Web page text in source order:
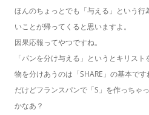
ほんのちょっとでも「与える」という
いことが帰ってくると思いますよ。
因果応報ってやつですね。
「パンを分け与える」というとキリス
物を分けあうのは「SHARE」の基本です
だけどフランスパンで「S」を作っちゃ
かなあ？